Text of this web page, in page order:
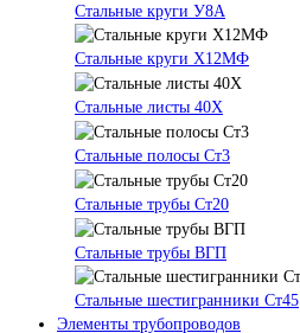
Стальные круги У8А
Стальные круги Х12МФ
Стальные листы 40Х
Стальные полосы Ст3
Стальные трубы Ст20
Стальные трубы ВГП
Стальные шестигранники Ст45
Элементы трубопроводов